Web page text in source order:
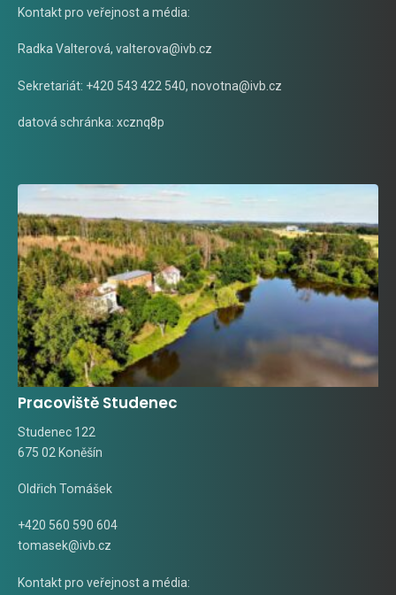
Kontakt pro veřejnost a média:
Radka Valterová, valterova@ivb.cz
Sekretariát: +420 543 422 540, novotna@ivb.cz
datová schránka: xcznq8p
Pracoviště Studenec
Studenec 122
675 02 Koněšín
Oldřich Tomášek
+420 560 590 604
tomasek@ivb.cz
Kontakt pro veřejnost a média: